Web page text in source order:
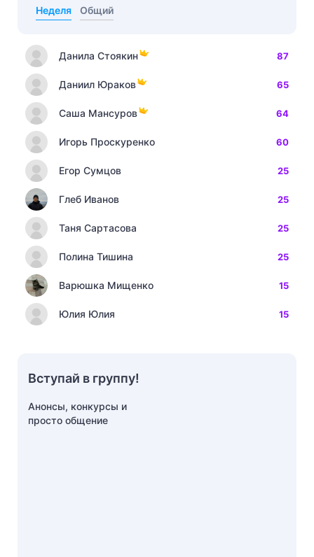
Неделя Общий
Данила Стоякин 87
Даниил Юраков 65
Саша Мансуров 64
Игорь Проскуренко 60
Егор Сумцов 25
Глеб Иванов 25
Таня Сартасова 25
Полина Тишина 25
Варюшка Мищенко 15
Юлия Юлия 15
Вступай в группу!
Анонсы, конкурсы и
просто общение